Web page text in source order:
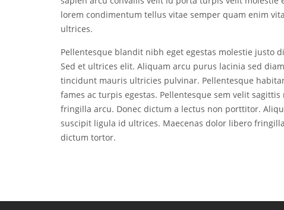
lorem condimentum tellus vitae semper quam enim
ultrices.
Pellentesque blandit nibh eget egestas molestie
Sed et ultrices elit. Aliquam arcu purus lacinia sed
tincidunt mauris ultricies pulvinar. Pellentesque
fames ac turpis egestas. Pellentesque sem velit
fringilla arcu. Donec dictum a lectus non porttitor.
suscipit ligula id ultrices. Maecenas dolor libero
dictum tortor.